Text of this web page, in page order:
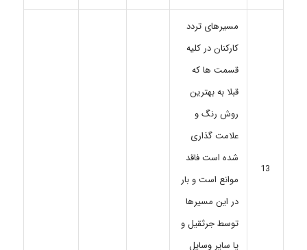
13
مسیرهای تردد
کارکنان در کلیه
قسمت ها که
قبلا به بهترین
روش رنگ و
علامت گذاری
شده است فاقد
موانع است و بار
در این مسیرها
توسط جرثقیل و
یا سایر وسایل